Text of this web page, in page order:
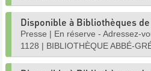
Disponible à Bibliothèques
Presse | En réserve - Adressez-
1128 | BIBLIOTHÈQUE ABBÉ-